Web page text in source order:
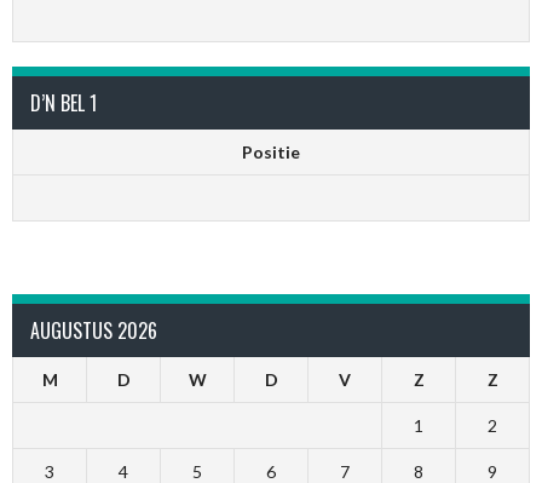
D’N BEL 1
Positie
AUGUSTUS 2026
M D W D V Z Z
1 2
3 4 5 6 7 8 9